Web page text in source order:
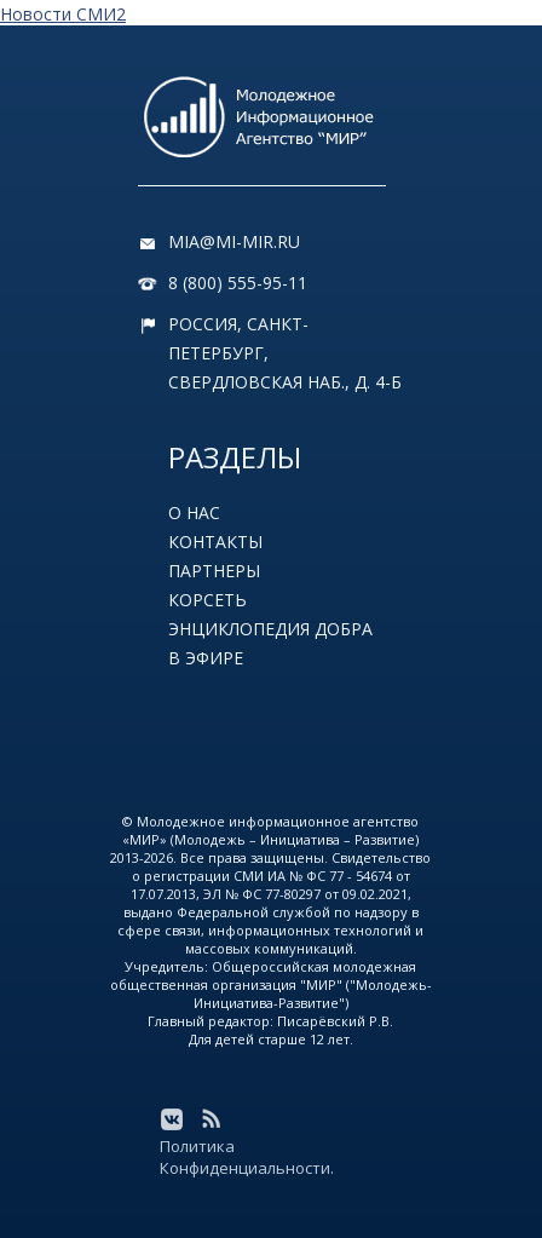
Новости СМИ2
MIA@MI-MIR.RU
8 (800) 555-95-11
РОССИЯ, САНКТ-
ПЕТЕРБУРГ,
СВЕРДЛОВСКАЯ НАБ., Д. 4-Б
РАЗДЕЛЫ
О НАС
КОНТАКТЫ
ПАРТНЕРЫ
КОРСЕТЬ
ЭНЦИКЛОПЕДИЯ ДОБРА
В ЭФИРЕ
© Молодежное информационное агентство
«МИР» (Молодежь – Инициатива – Развитие)
2013-2026. Все права защищены. Свидетельство
о регистрации СМИ ИА № ФС 77 - 54674 от
17.07.2013, ЭЛ № ФС 77-80297 от 09.02.2021,
выдано Федеральной службой по надзору в
сфере связи, информационных технологий и
массовых коммуникаций.
Учредитель: Общероссийская молодежная
общественная организация "МИР" ("Молодежь-
Инициатива-Развитие")
Главный редактор: Писарёвский Р.В.
Для детей старше 12 лет.
Политика
Конфиденциальности.